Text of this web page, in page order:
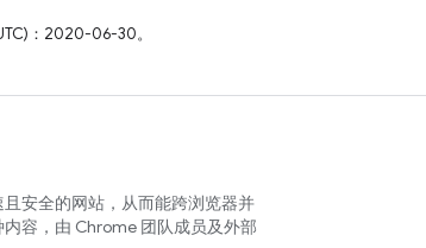
：2020-06-30。
安全的网站，从而能跨浏览器并
容，由 Chrome 团队成员及外部